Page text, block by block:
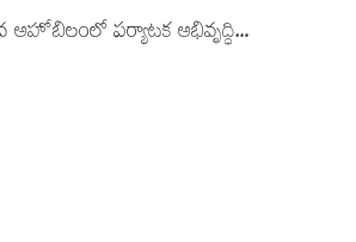
అహోబిలంలో పర్యాటక అభివృద్ధి…